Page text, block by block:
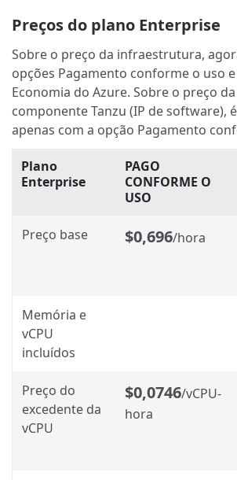
Preços do plano Enterprise
Sobre o preço da infraestrutura,
opções Pagamento conforme o uso
Economia do Azure. Sobre o preço
componente Tanzu (IP de software),
apenas com a opção Pagamento
Plano
Enterprise
PAGO
CONFORME O
USO
Preço base $0,696/hora
Memória e
vCPU
incluídos
Preço do
excedente da
vCPU
$0,0746/vCPU-
hora